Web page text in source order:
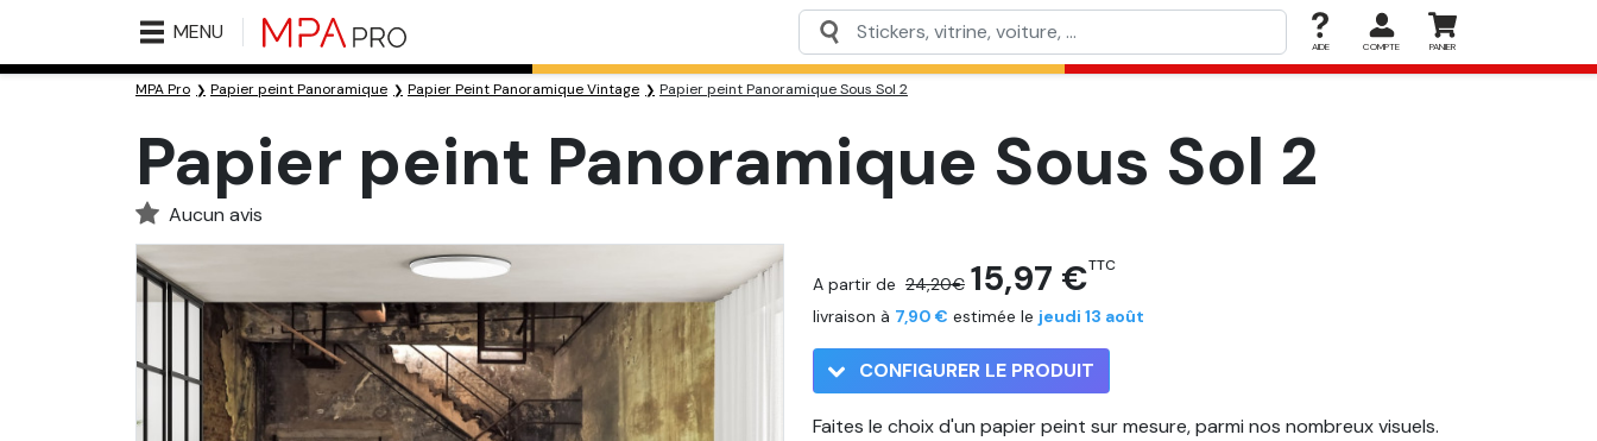
MENU
AIDE COMPTE PANIER
MPA Pro Papier peint Panoramique Papier Peint Panoramique Vintage Papier peint Panoramique Sous Sol 2
Papier peint Panoramique Sous Sol 2
Aucun avis
A partir de 24,20€ 15,97 €TTC
livraison à 7,90 € estimée le jeudi 13 août
CONFIGURER LE PRODUIT
Faites le choix d'un papier peint sur mesure, parmi nos nombreux visuels.